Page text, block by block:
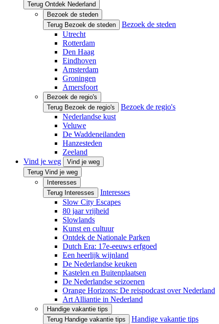
Terug Ontdek Nederland
Bezoek de steden
Terug Bezoek de steden
Bezoek de steden
Utrecht
Rotterdam
Den Haag
Eindhoven
Amsterdam
Groningen
Amersfoort
Bezoek de regio's
Terug Bezoek de regio's
Bezoek de regio's
Nederlandse kust
Veluwe
De Waddeneilanden
Hanzesteden
Zeeland
Vind je weg
Vind je weg
Terug Vind je weg
Interesses
Terug Interesses
Interesses
Slow City Escapes
80 jaar vrijheid
Slowlands
Kunst en cultuur
Ontdek de Nationale Parken
Dutch Era: 17e-eeuws erfgoed
Een heerlijk wijnland
De Nederlandse keuken
Kastelen en Buitenplaatsen
De Nederlandse seizoenen
Orange Horizons: De reis­podcast over Nederland
Art Alliantie in Nederland
Handige vakantie tips
Terug Handige vakantie tips
Handige vakantie tips